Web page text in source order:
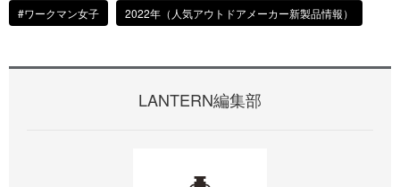
#ワークマン女子
2022年（人気アウトドアメーカー新製品情報）
LANTERN編集部